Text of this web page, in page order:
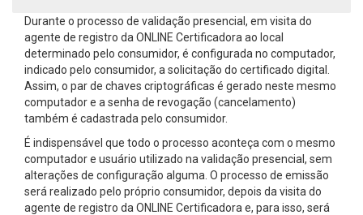
Durante o processo de validação presencial, em visita do
agente de registro da ONLINE Certificadora ao local
determinado pelo consumidor, é configurada no computador,
indicado pelo consumidor, a solicitação do certificado digital.
Assim, o par de chaves criptográficas é gerado neste mesmo
computador e a senha de revogação (cancelamento)
também é cadastrada pelo consumidor.
É indispensável que todo o processo aconteça com o mesmo
computador e usuário utilizado na validação presencial, sem
alterações de configuração alguma. O processo de emissão
será realizado pelo próprio consumidor, depois da visita do
agente de registro da ONLINE Certificadora e, para isso, será